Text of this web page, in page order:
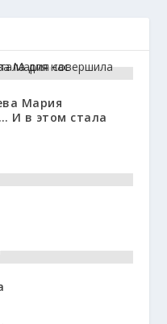
Мария
И в этом стала